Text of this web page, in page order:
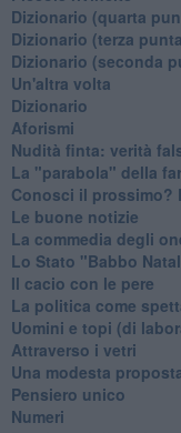
​Dizionario (quarta
​Dizionario (terza
​Dizionario (seconda
Un'altra volta
Dizionario
Aforismi
Nudità finta: verità
La "parabola" della
Conosci il prossimo?
Le buone notizie
La commedia degli
Lo Stato "Babbo
Il cacio con le pere
La politica come
Uomini e topi (di
Attraverso i vetri
Una modesta
Pensiero unico
Numeri